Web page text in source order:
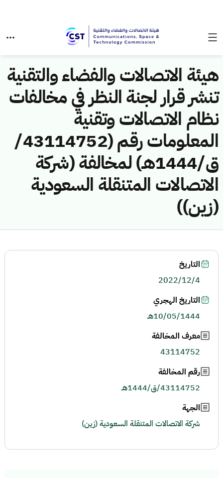
هيئة الاتصالات والفضاء والتقنية
تنشر قرار لجنة النظر في مخالفات
نظام الاتصالات وتقنية
المعلومات رقم (43114752/
ق/1444هـ) لمخالفة (شركة
الاتصالات المتنقلة السعودية
(زين))
التاريخ
2022/12/4
التاريخ الهجري
10/05/1444هـ
معرف المخالفة
43114752
رقم المخالفة
43114752/ق/1444هـ
الجهة
شركة الاتصالات المتنقلة السعودية (زين)